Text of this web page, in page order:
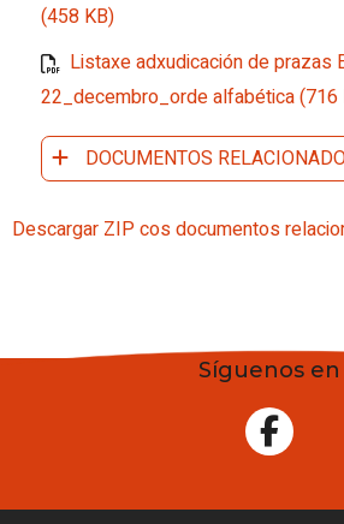
(458 KB)
Listaxe adxudicación de prazas
22_decembro_orde alfabética (716
DOCUMENTOS
Descargar ZIP cos documentos
Síguenos en